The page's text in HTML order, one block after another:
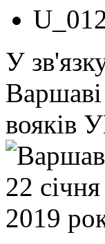
У
Варшаві
вояків